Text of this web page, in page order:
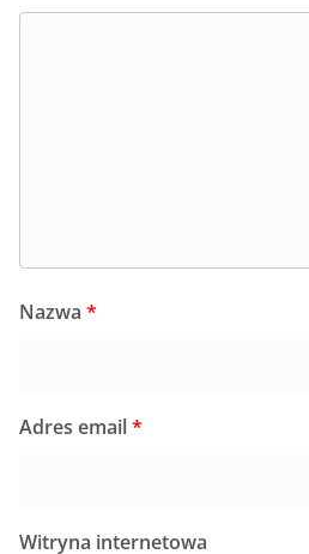
Nazwa *
Adres email*
Witryna internetowa